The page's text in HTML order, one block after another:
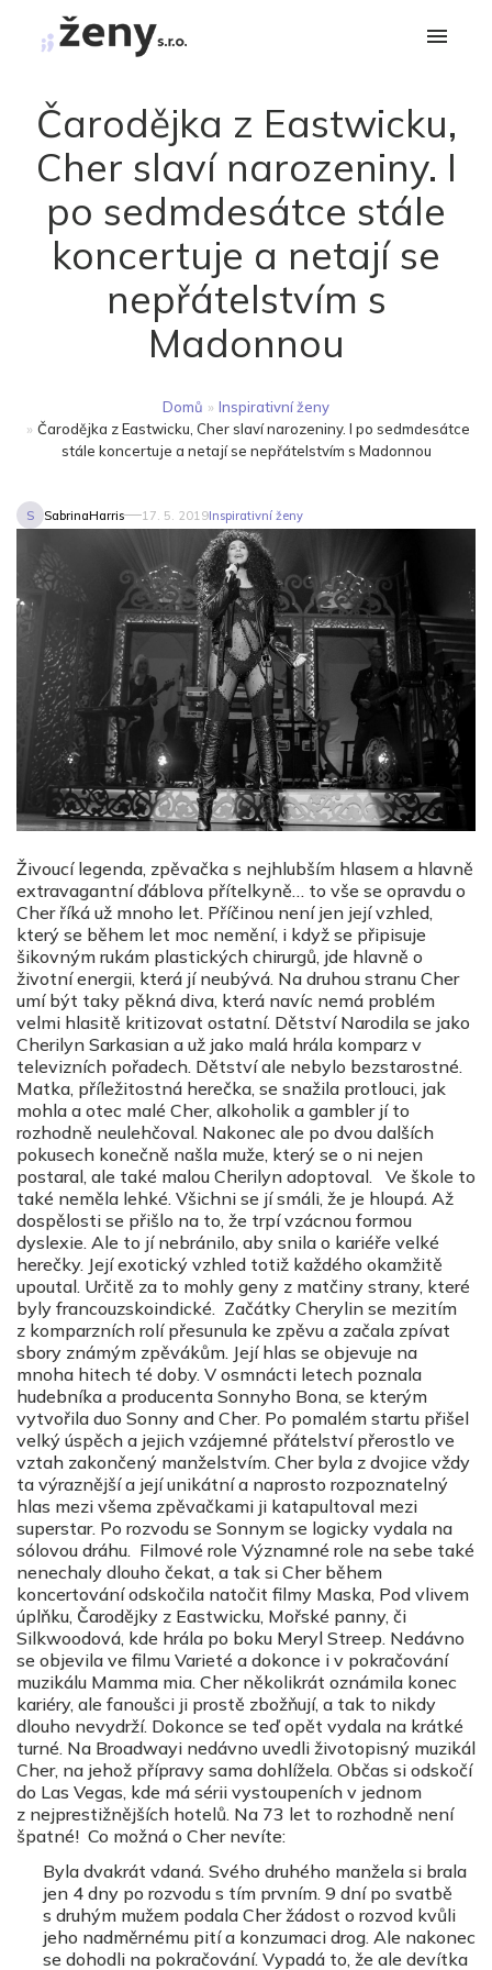
Čarodějka z Eastwicku,
Cher slaví narozeniny. I
po sedmdesátce stále
koncertuje a netají se
nepřátelstvím s
Madonnou
Domů » Inspirativní ženy
» Čarodějka z Eastwicku, Cher slaví narozeniny. I po sedmdesátce
stále koncertuje a netají se nepřátelstvím s Madonnou
S SabrinaHarris 17. 5. 2019Inspirativní ženy
Živoucí legenda, zpěvačka s nejhlubším hlasem a hlavně
extravagantní ďáblova přítelkyně… to vše se opravdu o
Cher říká už mnoho let. Příčinou není jen její vzhled,
který se během let moc nemění, i když se připisuje
šikovným rukám plastických chirurgů, jde hlavně o
životní energii, která jí neubývá. Na druhou stranu Cher
umí být taky pěkná diva, která navíc nemá problém
velmi hlasitě kritizovat ostatní. Dětství Narodila se jako
Cherilyn Sarkasian a už jako malá hrála komparz v
televizních pořadech. Dětství ale nebylo bezstarostné.
Matka, příležitostná herečka, se snažila protlouci, jak
mohla a otec malé Cher, alkoholik a gambler jí to
rozhodně neulehčoval. Nakonec ale po dvou dalších
pokusech konečně našla muže, který se o ni nejen
postaral, ale také malou Cherilyn adoptoval. Ve škole to
také neměla lehké. Všichni se jí smáli, že je hloupá. Až
dospělosti se přišlo na to, že trpí vzácnou formou
dyslexie. Ale to jí nebránilo, aby snila o kariéře velké
herečky. Její exotický vzhled totiž každého okamžitě
upoutal. Určitě za to mohly geny z matčiny strany, které
byly francouzskoindické. Začátky Cherylin se mezitím
z komparzních rolí přesunula ke zpěvu a začala zpívat
sbory známým zpěvákům. Její hlas se objevuje na
mnoha hitech té doby. V osmnácti letech poznala
hudebníka a producenta Sonnyho Bona, se kterým
vytvořila duo Sonny and Cher. Po pomalém startu přišel
velký úspěch a jejich vzájemné přátelství přerostlo ve
vztah zakončený manželstvím. Cher byla z dvojice vždy
ta výraznější a její unikátní a naprosto rozpoznatelný
hlas mezi všema zpěvačkami ji katapultoval mezi
superstar. Po rozvodu se Sonnym se logicky vydala na
sólovou dráhu. Filmové role Významné role na sebe také
nenechaly dlouho čekat, a tak si Cher během
koncertování odskočila natočit filmy Maska, Pod vlivem
úplňku, Čarodějky z Eastwicku, Mořské panny, či
Silkwoodová, kde hrála po boku Meryl Streep. Nedávno
se objevila ve filmu Varieté a dokonce i v pokračování
muzikálu Mamma mia. Cher několikrát oznámila konec
kariéry, ale fanoušci ji prostě zbožňují, a tak to nikdy
dlouho nevydrží. Dokonce se teď opět vydala na krátké
turné. Na Broadwayi nedávno uvedli životopisný muzikál
Cher, na jehož přípravy sama dohlížela. Občas si odskočí
do Las Vegas, kde má sérii vystoupeních v jednom
z nejprestižnějších hotelů. Na 73 let to rozhodně není
špatné! Co možná o Cher nevíte:
Byla dvakrát vdaná. Svého druhého manžela si brala
jen 4 dny po rozvodu s tím prvním. 9 dní po svatbě
s druhým mužem podala Cher žádost o rozvod kvůli
jeho nadměrnému pití a konzumaci drog. Ale nakonec
se dohodli na pokračování. Vypadá to, že ale devítka